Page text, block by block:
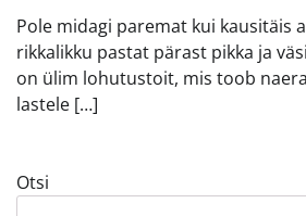
Pole midagi paremat kui kausitäis
rikkalikku pastat pärast pikka ja
on ülim lohutustoit, mis toob
lastele […]
Otsi